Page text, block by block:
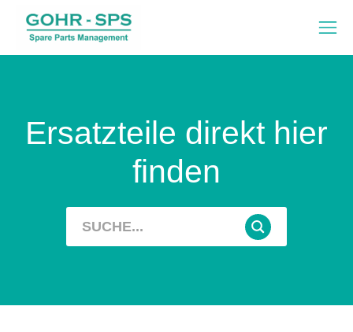
Ersatzteile direkt hier
finden